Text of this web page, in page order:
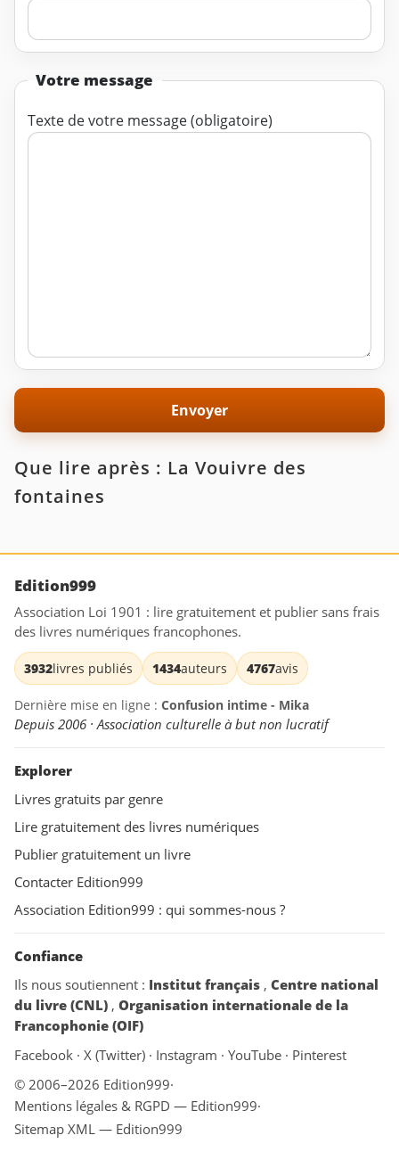
Votre message
Texte de votre message (obligatoire)
Que lire après : La Vouivre des
fontaines
Edition999
Association Loi 1901 : lire gratuitement et publier sans frais
des livres numériques francophones.
3932livres publiés 1434auteurs 4767avis
Dernière mise en ligne : Confusion intime - Mika
Depuis 2006 · Association culturelle à but non lucratif
Explorer
Livres gratuits par genre
Lire gratuitement des livres numériques
Publier gratuitement un livre
Contacter Edition999
Association Edition999 : qui sommes-nous ?
Confiance
Ils nous soutiennent : Institut français , Centre national
du livre (CNL) , Organisation internationale de la
Francophonie (OIF)
Facebook · X (Twitter) · Instagram · YouTube · Pinterest
© 2006–2026 Edition999·
Mentions légales & RGPD — Edition999·
Sitemap XML — Edition999